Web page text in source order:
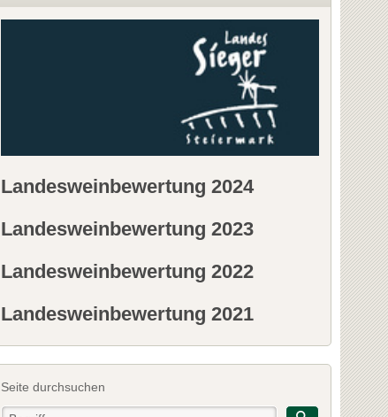
Landesweinbewertung 2024
Landesweinbewertung 2023
Landesweinbewertung 2022
Landesweinbewertung 2021
Seite durchsuchen